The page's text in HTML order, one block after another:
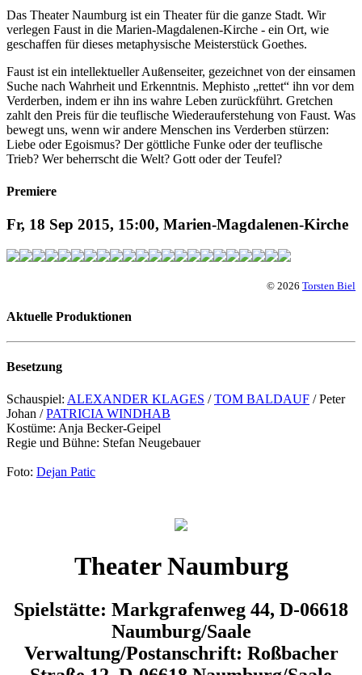
Das Theater Naumburg ist ein Theater für die ganze Stadt. Wir
verlegen Faust in die Marien-Magdalenen-Kirche - ein Ort, wie
geschaffen für dieses metaphysische Meisterstück Goethes.
Faust ist ein intellektueller Außenseiter, gezeichnet von der einsamen
Suche nach Wahrheit und Erkenntnis. Mephisto „rettet“ ihn vor dem
Verderben, indem er ihn ins wahre Leben zurückführt. Gretchen
zahlt den Preis für die teuflische Wiederauferstehung von Faust. Was
bewegt uns, wenn wir andere Menschen ins Verderben stürzen:
Liebe oder Egoismus? Der göttliche Funke oder der teuflische
Trieb? Wer beherrscht die Welt? Gott oder der Teufel?
Premiere
Fr, 18 Sep 2015, 15:00, Marien-Magdalenen-Kirche
© 2026 Torsten Biel
Aktuelle Produktionen
Besetzung
Schauspiel: ALEXANDER KLAGES /TOM BALDAUF / Peter
Johan /PATRICIA WINDHAB
Kostüme: Anja Becker-Geipel
Regie und Bühne: Stefan Neugebauer
Foto: Dejan Patic
Theater Naumburg
Spielstätte: Markgrafenweg 44, D-06618
Naumburg/Saale
Verwaltung/Postanschrift: Roßbacher